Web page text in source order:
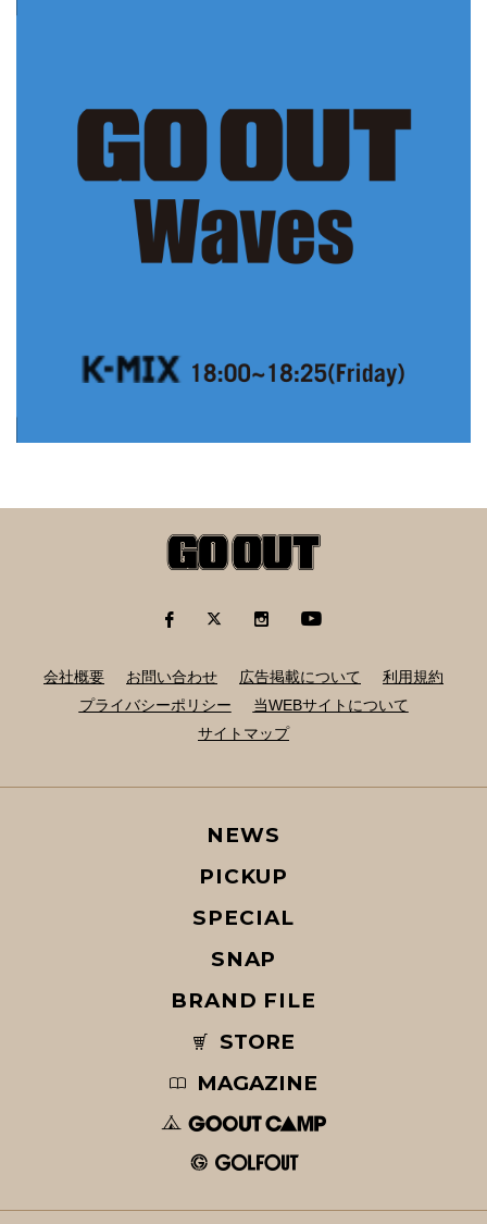
会社概要 お問い合わせ 広告掲載について
利用規約
プライバシーポリシー
当WEBサイトについて
サイトマップ
NEWS
PICKUP
SPECIAL
SNAP
BRAND FILE
STORE
MAGAZINE